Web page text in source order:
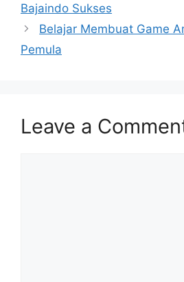
Bajaindo Sukses
Belajar Membuat Game
Pemula
Leave a